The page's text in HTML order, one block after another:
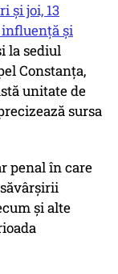
şi joi, 13
şi
la sediul
Constanţa,
unitate de
sursa
penal în care
şi alte